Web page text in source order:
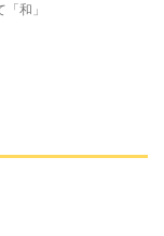
和」